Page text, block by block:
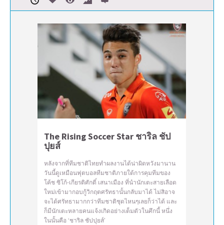
The Rising Soccer Star ชาริล ชัป
ปุยส์
หลังจากที่ทีมชาติไทยทำผลงานได้น่าผิดหวังมานาน
วันนี้ดูเหมือนฟุตบอลทีมชาติภายใต้การคุมทีมของ
โค้ช ซิโก้-เกียรติศักดิ์ เสนาเมือง ที่นำนักเตะสายเลือด
ใหม่เข้ามากอบกู้วิกฤตศรัทธานั้นกลับมาได้ ไม่สิอาจ
จะได้ศรัทธามากกว่าทีมชาติชุดไหนๆเลยก็ว่าได้ และ
ก็มีนักเตะหลายคนแจ้งเกิดอย่างเต็มตัวในศึกนี้ หนึ่ง
ในนั้นคือ ‘ชาริล ชัปปุยส์’